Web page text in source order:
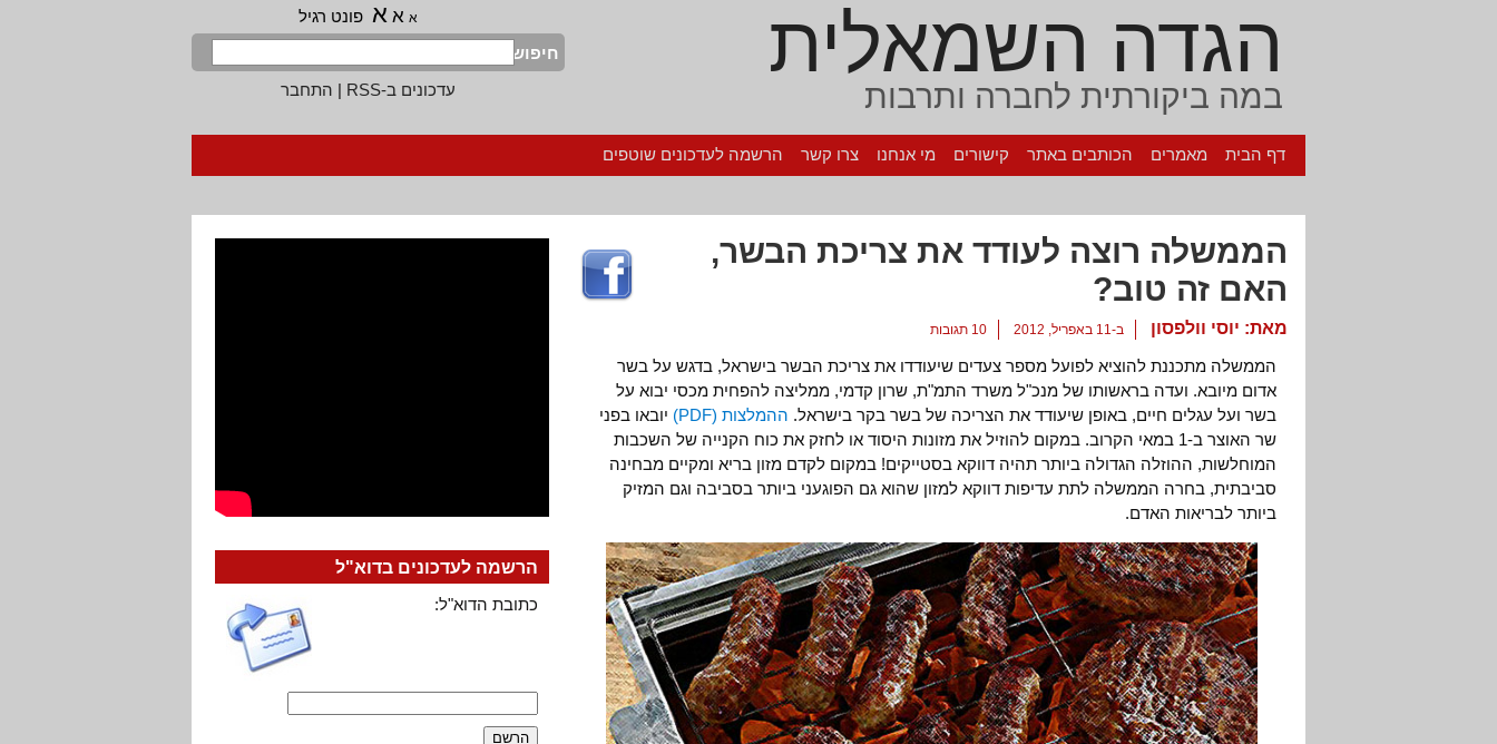
הגדה השמאלית
במה ביקורתית לחברה ותרבות
א א א פונט רגיל
חיפוש
עדכונים ב-RSS
| התחבר
דף הבית מאמרים הכותבים באתר קישורים מי אנחנו צרו קשר הרשמה לעדכונים שוטפים
הממשלה רוצה לעודד את צריכת הבשר,
האם זה טוב?
מאת: יוסי וולפסון ב-11 באפריל, 2012 10 תגובות
הממשלה מתכננת להוציא לפועל מספר צעדים שיעודדו את צריכת הבשר בישראל, בדגש על בשר
אדום מיובא. ועדה בראשותו של מנכ"ל משרד התמ"ת, שרון קדמי, ממליצה להפחית מכסי יבוא על
בשר ועל עגלים חיים, באופן שיעודד את הצריכה של בשר בקר בישראל. ההמלצות (PDF)
יובאו בפני
שר האוצר ב-1 במאי הקרוב. במקום להוזיל את מזונות היסוד או לחזק את כוח הקנייה של השכבות
המוחלשות, ההוזלה הגדולה ביותר תהיה דווקא בסטייקים! במקום לקדם מזון בריא ומקיים מבחינה
סביבתית, בחרה הממשלה לתת עדיפות דווקא למזון שהוא גם הפוגעני ביותר בסביבה וגם המזיק
ביותר לבריאות האדם.
הרשמה לעדכונים בדוא"ל
כתובת הדוא"ל: